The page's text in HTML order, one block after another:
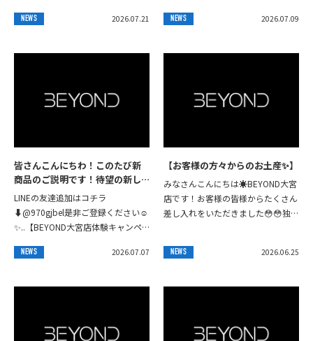
レーニングを...
NEWS 2026.07.21
てきた努力は本当に素晴らしいです
NEWS 2026.07.09
皆さんこんにちわ！⁡⁡このたび新
商品のご説明です！⁡待望の新し
いプロテインフレーバー、チョ
コ、ミント味になります⁡前回の
黒糖キャラメルに続いてとても
デザート感のある人になってお
ります！⁡現在在庫発注してから
しい。⁡などのご希望があれば、
LINEの友達追加はコチラ
⬇️@970gjbel是非ご登録ください☺️
✨..【BEYOND大宮店体験キャンペ
＝＝＝＝＝＝＝＝⁣▼概要⁣・期間限...
NEWS 2026.07.07
【お客様の方々からのお土産✨】
みなさんこんにちは☀️BEYOND大宮
店です！お客様の皆様からたくさん
差し入れをいただきました😳😳独特
げられない...
NEWS 2026.06.25